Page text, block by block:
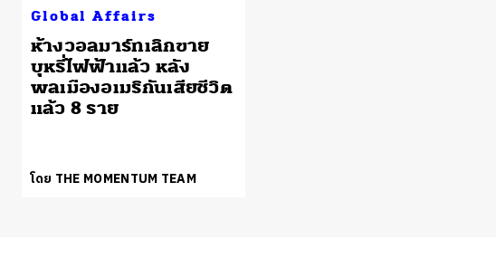
Global Affairs
ห้างวอลมาร์ทเลิกขาย
บุหรี่ไฟฟ้าแล้ว หลัง
พลเมืองอเมริกันเสียชีวิต
แล้ว 8 ราย
โดย THE MOMENTUM TEAM